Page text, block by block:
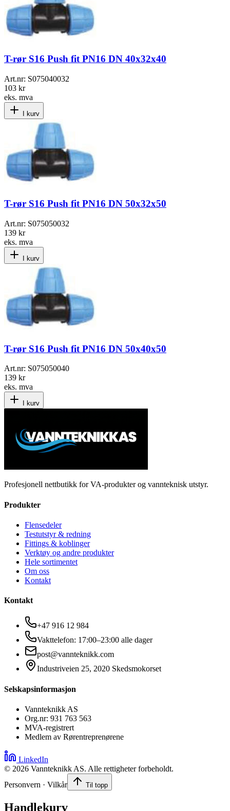
T-rør S16 Push fit PN16 DN 40x32x40
Art.nr: S075040032
103 kr
eks. mva
I kurv
T-rør S16 Push fit PN16 DN 50x32x50
Art.nr: S075050032
139 kr
eks. mva
I kurv
T-rør S16 Push fit PN16 DN 50x40x50
Art.nr: S075050040
139 kr
eks. mva
I kurv
Profesjonell nettbutikk for VA-produkter og vannteknisk utstyr.
Produkter
Flensedeler
Testutstyr & redning
Fittings & koblinger
Verktøy og andre produkter
Hele sortimentet
Om oss
Kontakt
Kontakt
+47 916 12 984
Vakttelefon: 17:00–23:00 alle dager
post@vannteknikk.com
Industriveien 25, 2020 Skedsmokorset
Selskapsinformasjon
Vannteknikk AS
Org.nr: 931 763 563
MVA-registrert
Medlem av Rørentreprenørene
LinkedIn
© 2026 Vannteknikk AS. Alle rettigheter forbeholdt.
Personvern · Vilkår
Til topp
Handlekurv